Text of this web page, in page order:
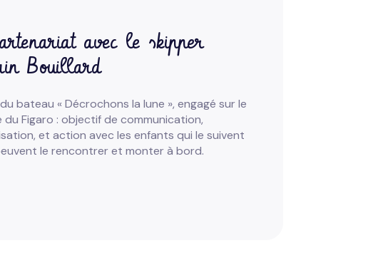
avec le skipper
Bouillard
bateau « Décrochons la lune », engagé sur le
du Figaro : objectif de communication,
et action avec les enfants qui le suivent
le rencontrer et monter à bord.